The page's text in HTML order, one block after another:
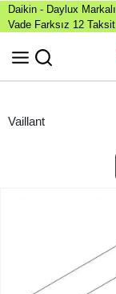
Daikin - Daylux
Vade Farksız 12 Taksit
Vaillant